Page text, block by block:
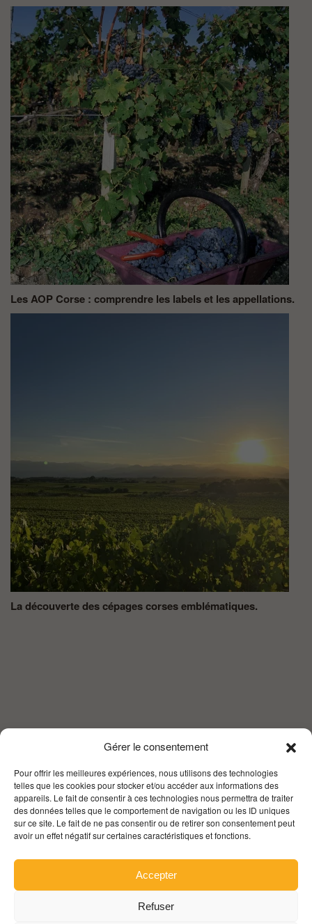
Gérer le consentement
Pour offrir les meilleures expériences, nous utilisons des technologies
telles que les cookies pour stocker et/ou accéder aux informations des
appareils. Le fait de consentir à ces technologies nous permettra de traiter
des données telles que le comportement de navigation ou les ID uniques
sur ce site. Le fait de ne pas consentir ou de retirer son consentement peut
avoir un effet négatif sur certaines caractéristiques et fonctions.
Accepter
Refuser
Les AOP Corse : comprendre les labels et les appellations.
La découverte des cépages corses emblématiques.